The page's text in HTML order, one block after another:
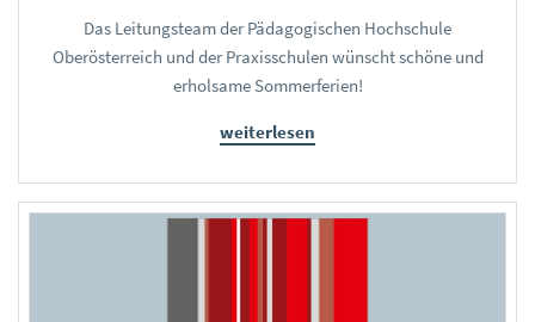
Das Leitungsteam der Pädagogischen Hochschule
Oberösterreich und der Praxisschulen wünscht schöne und
erholsame Sommerferien!
weiterlesen